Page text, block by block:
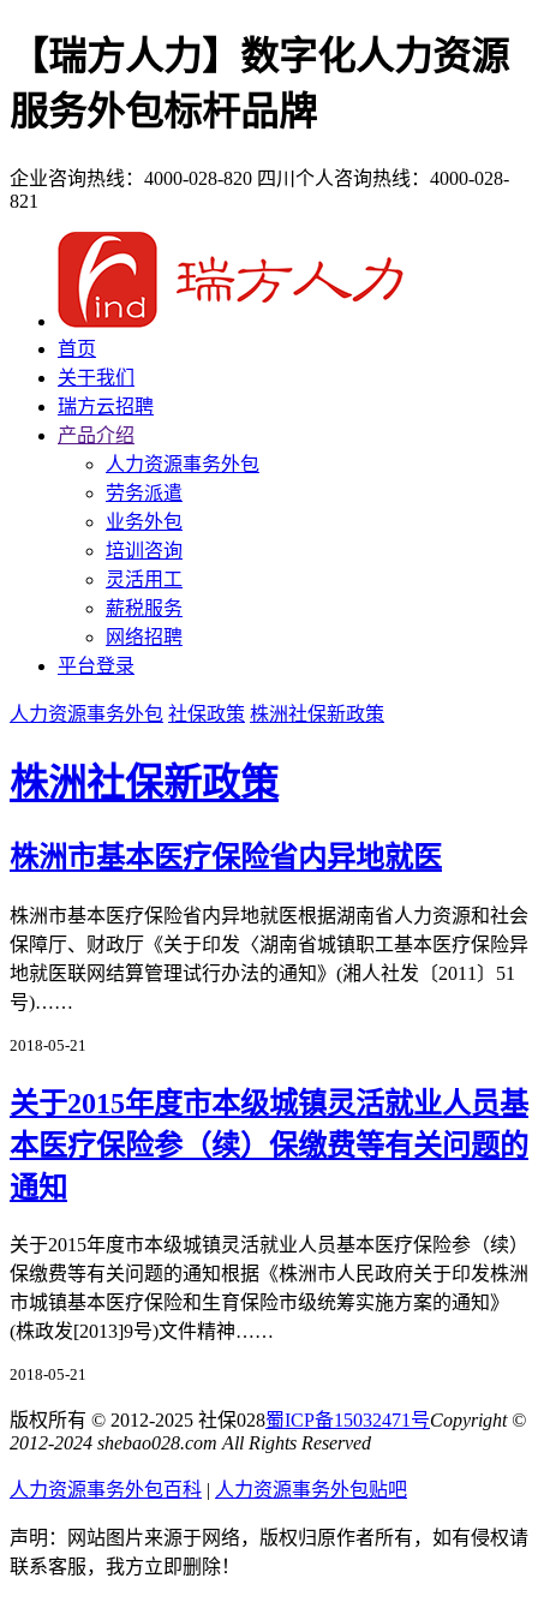
【瑞方人力】数字化人力资源
服务外包标杆品牌
企业咨询热线：4000-028-820 四川个人咨询热线：4000-028-
821
首页
关于我们
瑞方云招聘
产品介绍
人力资源事务外包
劳务派遣
业务外包
培训咨询
灵活用工
薪税服务
网络招聘
平台登录
人力资源事务外包 社保政策 株洲社保新政策
株洲社保新政策
株洲市基本医疗保险省内异地就医
株洲市基本医疗保险省内异地就医根据湖南省人力资源和社会
保障厅、财政厅《关于印发〈湖南省城镇职工基本医疗保险异
地就医联网结算管理试行办法的通知》(湘人社发〔2011〕51
号)……
2018-05-21
关于2015年度市本级城镇灵活就业人员基
本医疗保险参（续）保缴费等有关问题的
通知
关于2015年度市本级城镇灵活就业人员基本医疗保险参（续）
保缴费等有关问题的通知根据《株洲市人民政府关于印发株洲
市城镇基本医疗保险和生育保险市级统筹实施方案的通知》
(株政发[2013]9号)文件精神……
2018-05-21
版权所有 © 2012-2025 社保028蜀ICP备15032471号Copyright ©
2012-2024 shebao028.com All Rights Reserved
人力资源事务外包百科 人力资源事务外包贴吧
声明：网站图片来源于网络，版权归原作者所有，如有侵权请
联系客服，我方立即删除！